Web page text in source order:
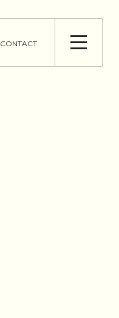
CONTACT